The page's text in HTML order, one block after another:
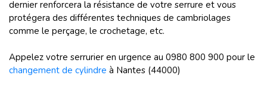
dernier renforcera la résistance de votre serrure et vous
protégera des différentes techniques de cambriolages
comme le perçage, le crochetage, etc.
Appelez votre serrurier en urgence au 0980 800 900 pour le
changement de cylindre à Nantes (44000)